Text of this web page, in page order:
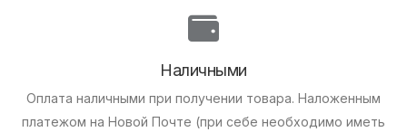
Наличными
Оплата наличными при получении товара. Наложенным
платежом на Новой Почте (при себе необходимо иметь